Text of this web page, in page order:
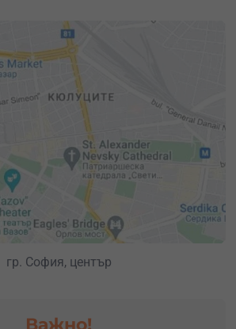
и загадки!
гр. София, център
Важно!